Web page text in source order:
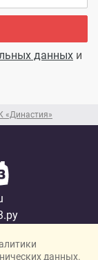
«Династия»
данных и
данных.